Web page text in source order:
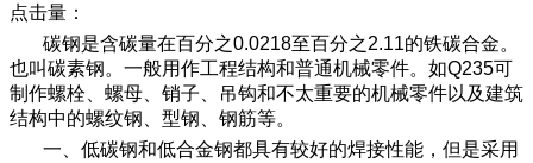
点击量：
碳钢是含碳量在百分之0.0218至百分之2.11的铁碳合金。
也叫碳素钢。一般用作工程结构和普通机械零件。如Q235可
制作螺栓、螺母、销子、吊钩和不太重要的机械零件以及建筑
结构中的螺纹钢、型钢、钢筋等。
一、低碳钢和低合金钢都具有较好的焊接性能，但是采用